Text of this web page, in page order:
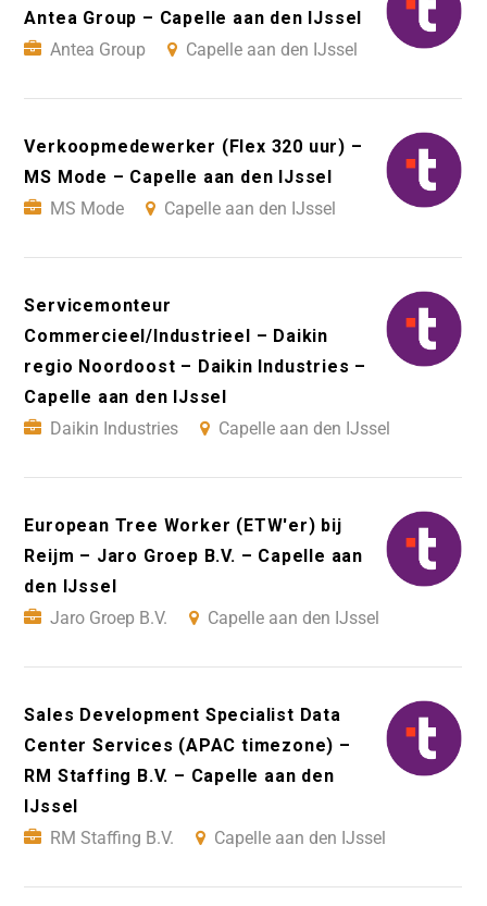
Antea Group – Capelle aan den IJssel
Antea Group
Capelle aan den IJssel
Verkoopmedewerker (Flex 320 uur) –
MS Mode – Capelle aan den IJssel
MS Mode
Capelle aan den IJssel
Servicemonteur
Commercieel/Industrieel – Daikin
regio Noordoost – Daikin Industries –
Capelle aan den IJssel
Daikin Industries
Capelle aan den IJssel
European Tree Worker (ETW'er) bij
Reijm – Jaro Groep B.V. – Capelle aan
den IJssel
Jaro Groep B.V.
Capelle aan den IJssel
Sales Development Specialist Data
Center Services (APAC timezone) –
RM Staffing B.V. – Capelle aan den
IJssel
RM Staffing B.V.
Capelle aan den IJssel